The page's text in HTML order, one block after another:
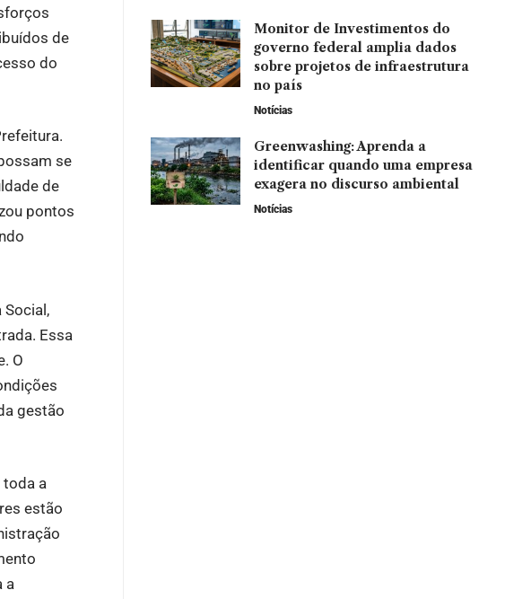
de
do
se
de
pontos
Essa
O
gestão
a
estão
a
Monitor de Investimentos do
governo federal amplia dados
sobre projetos de infraestrutura
no país
Notícias
Greenwashing: Aprenda a
identificar quando uma empresa
exagera no discurso ambiental
Notícias